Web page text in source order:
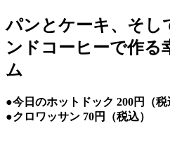
パンとケーキ、そし
ンドコーヒーで作る
ム
●今日のホットドック 200円（税
●クロワッサン 70円（税込）